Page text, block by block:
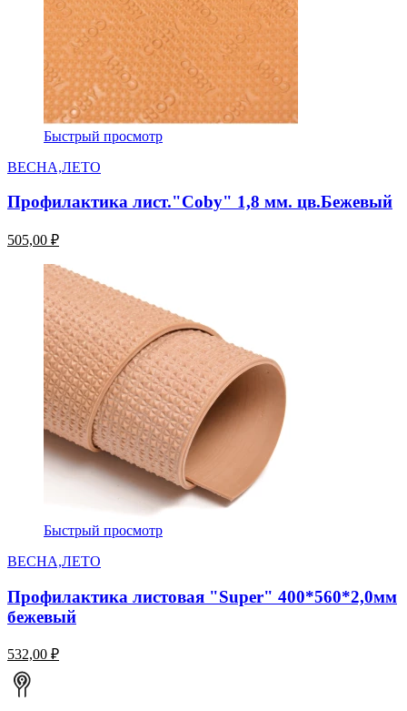
Быстрый просмотр
ВЕСНА,ЛЕТО
Профилактика лист."Coby" 1,8 мм. цв.Бежевый
505,00 ₽
Быстрый просмотр
ВЕСНА,ЛЕТО
Профилактика листовая "Super" 400*560*2,0мм
бежевый
532,00 ₽